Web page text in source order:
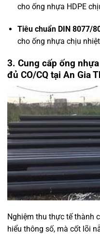
cho ống nhựa HDPE
Tiêu chuẩn DIN 8077/
cho ống nhựa chịu nhiệt
3. Cung cấp ống
đủ CO/CQ tại An Gia
Nghiệm thu thực tế thành
hiểu thông số, mà cốt lõi